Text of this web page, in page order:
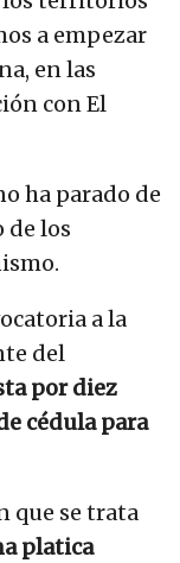
a empezar
en las
con El
ha parado de
de los
a la
del
por diez
cédula para
que se trata
platica